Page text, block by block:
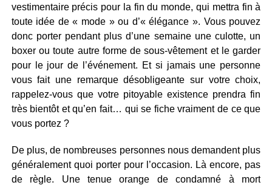
vestimentaire précis pour la fin du monde, qui mettra fin à
toute idée de « mode » ou d’« élégance ». Vous pouvez
donc porter pendant plus d’une semaine une culotte, un
boxer ou toute autre forme de sous-vêtement et le garder
pour le jour de l’événement. Et si jamais une personne
vous fait une remarque désobligeante sur votre choix,
rappelez-vous que votre pitoyable existence prendra fin
très bientôt et qu’en fait… qui se fiche vraiment de ce que
vous portez ?
De plus, de nombreuses personnes nous demandent plus
généralement quoi porter pour l’occasion. Là encore, pas
de règle. Une tenue orange de condamné à mort